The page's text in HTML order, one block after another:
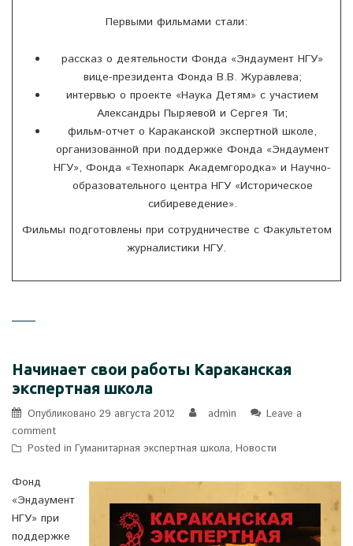
Первыми фильмами стали:
рассказ о деятельности Фонда «Эндаумент НГУ»
вице-президента Фонда В.В. Журавлева;
интервью о проекте «Наука Детям» с участием
Александры Пыряевой и Сергея Ти;
фильм-отчет о Караканской экспертной школе,
организованной при поддержке Фонда «Эндаумент
НГУ», Фонда «Технопарк Академгородка» и Научно-
образовательного центра НГУ «Историческое
сибиреведение».
Фильмы подготовлены при сотрудничестве с Факультетом
журналистики НГУ.
Начинает свои работы Караканская
экспертная школа
Опубликовано 29 августа 2012 admin
Leave a
comment
Posted in Гуманитарная экспертная школа, Новости
Фонд
«Эндаумент
НГУ» при
поддержке